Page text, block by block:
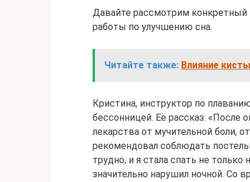
Давайте рассмотрим конкретный
работы по улучшению сна.
Читайте также: Влияние
Кристина, инструктор по
бессонницей. Её рассказ: «После
лекарства от мучительной боли,
рекомендовал соблюдать
трудно, и я стала спать не
значительно нарушил ночной. Со